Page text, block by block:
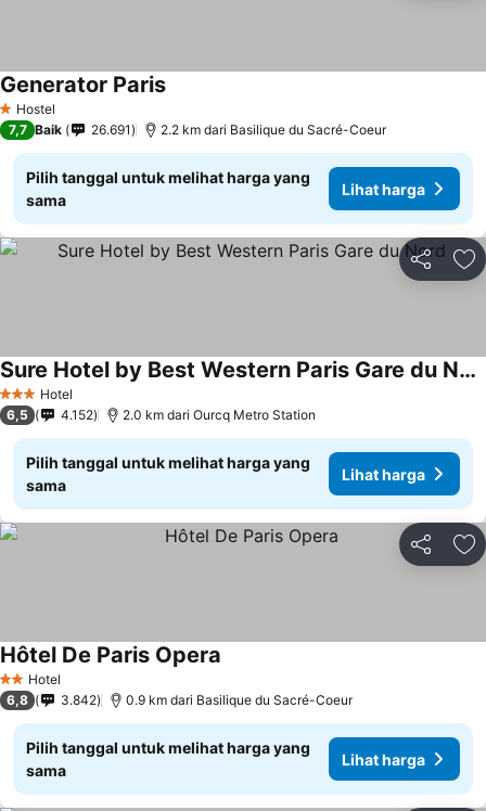
1 Bintang
Hostel
Generator ParisLihat harga
7,7 Baik 26.691 2.2 km dari Basilique du Sacré-Coeur
Pilih tanggal untuk melihat harga yang
sama
Lihat harga
Bagikan
3 BintangHotel
Sure Hotel by Best Western Paris Gare du Nord
Lihat harga
6,5 4.152 2.0 km dari Ourcq Metro Station
Pilih tanggal untuk melihat harga yang
sama
Lihat harga
Bagikan
2 Bintang
Hotel
Hôtel De Paris Opera
6,8 3.842 0.9 km dari Basilique du Sacré-Coeur
Pilih tanggal untuk melihat harga yang
sama
Lihat harga